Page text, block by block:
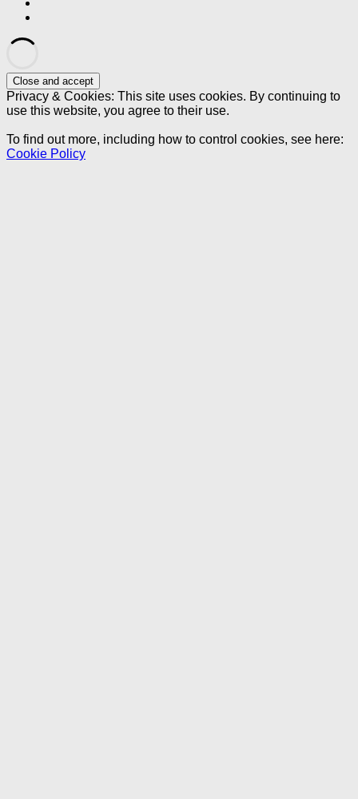
Privacy & Cookies: This site uses cookies. By continuing to
use this website, you agree to their use.
To find out more, including how to control cookies, see here:
Cookie Policy